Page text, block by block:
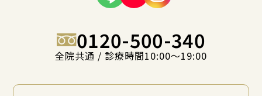
0120-500-340
全院共通 / 診療時間10:00〜19:00